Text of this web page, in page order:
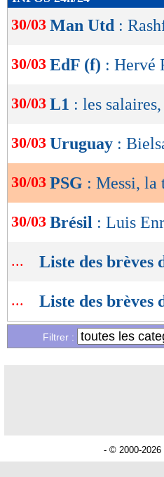
de
lecture
OK
30/03 Man Utd :
30/03 EdF (f) : Hervé
30/03 L1 : les
30/03 Uruguay :
30/03 PSG : Messi, la
30/03 Brésil : Luis
... Liste des brèves
... Liste des brèves
Filtrer :
- © 2000-